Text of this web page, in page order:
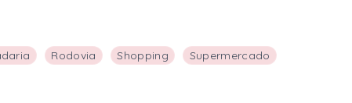
Rodovia Shopping
Supermercado